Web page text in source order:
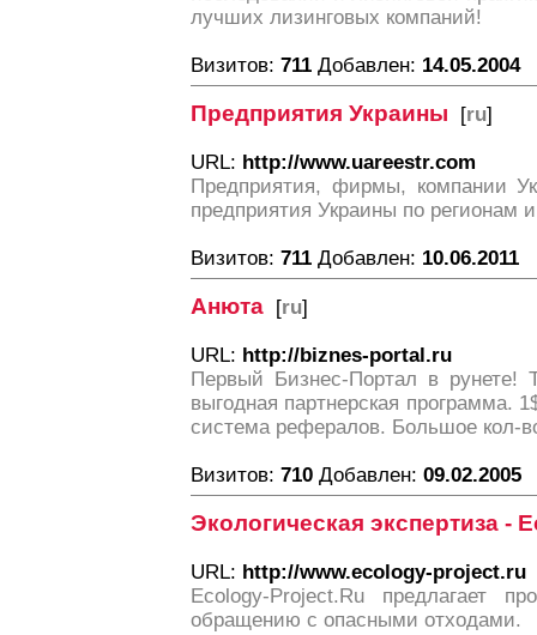
лучших лизинговых компаний!
Визитов: 711 Добавлен: 14.05.2004
Предприятия Украины [ru]
URL: http://www.uareestr.com
Предприятия, фирмы, компании
предприятия Украины по регионам
Визитов: 711 Добавлен: 10.06.2011
Анюта [ru]
URL: http://biznes-portal.ru
Первый Бизнес-Портал в рунете!
выгодная партнерская программа.
система рефералов. Большое кол-
Визитов: 710 Добавлен: 09.02.2005
Экологическая экспертиза -
URL: http://www.ecology-project.ru
Ecology-Project.Ru предлагает
обращению с опасными отходами.